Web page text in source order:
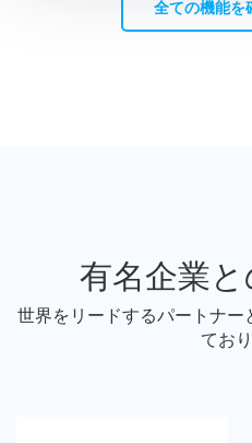
全ての機能を
有名企業
世界をリードするパートナ
てお